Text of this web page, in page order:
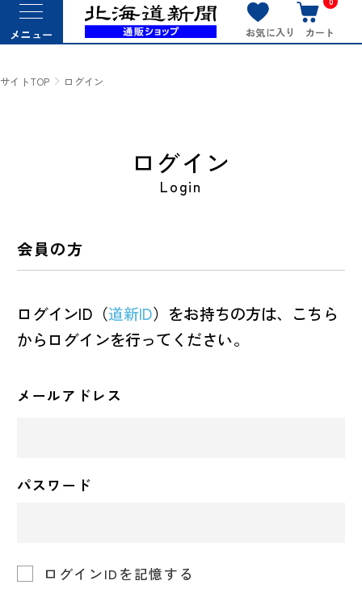
メニュー お気に入り カート
サイトTOP ログイン
ログイン
Login
会員の方
ログインID（道新ID）をお持ちの方は、こちら
からログインを行ってください。
メールアドレス
パスワード
ログインIDを記憶する